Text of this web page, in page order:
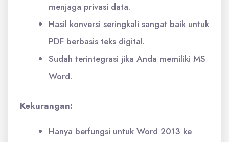
menjaga privasi data.
Hasil konversi seringkali sangat baik untuk
PDF berbasis teks digital.
Sudah terintegrasi jika Anda memiliki MS
Word.
Kekurangan:
Hanya berfungsi untuk Word 2013 ke